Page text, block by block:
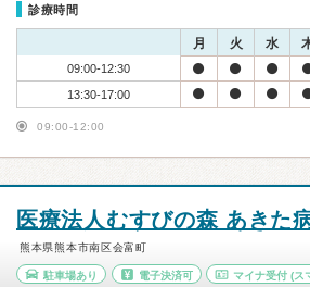
診療時間
月 火 水
09:00-12:30
13:30-17:00
09:00-12:00
医療法人むすびの森 あきた
熊本県熊本市南区会富町
駐車場あり 電子決済可 マイナ受付 (ス